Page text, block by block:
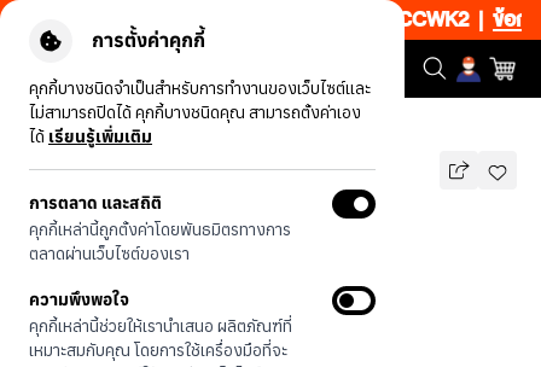
การตั้งค่าคุกกี้
คุกกี้บางชนิดจำเป็นสำหรับการทำงานของเว็บไซต์และ
ไม่สามารถปิดได้ คุกกี้บางชนิดคุณ สามารถตั้งค่าเอง
ได้ เรียนรู้เพิ่มเติม
การตลาด และสถิติ
คุกกี้เหล่านี้ถูกตั้งค่าโดยพันธมิตรทางการ
ตลาดผ่านเว็บไซต์ของเรา
ความพึงพอใจ
คุกกี้เหล่านี้ช่วยให้เรานำเสนอ ผลิตภัณฑ์ที่
เหมาะสมกับคุณ โดยการใช้เครื่องมือที่จะ
เพียงช้อป 1 ชิ้น เริ่มคืนนี้ 20.00-23.00 โค้ด: CCWK2| ข้อกำห
รุ่นทั้งหมด LD โลกแห่งความสำเร็จ
LD โลกแห่งความสำเร็จ
590 บาท
ประหยัดไป 200
🔥 ลด 50% เมื่อซื้อ 1 ชิ้น โค้ด: CCWK2